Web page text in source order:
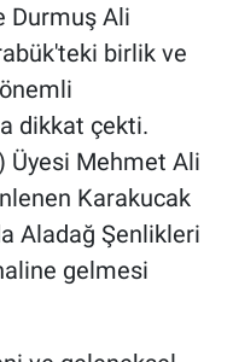
Durmuş Ali
birlik ve
dikkat çekti.
Üyesi Mehmet Ali
Karakucak
Aladağ Şenlikleri
gelmesi